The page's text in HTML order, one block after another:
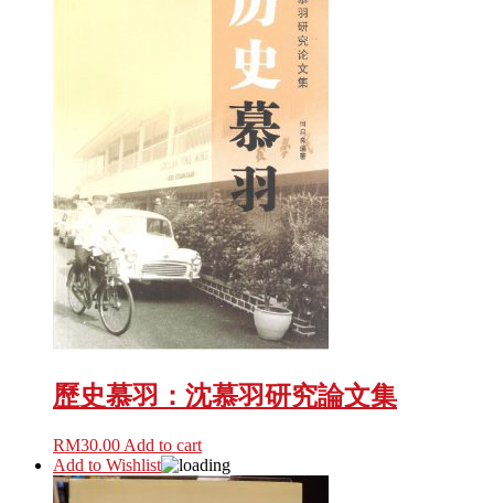
歷史慕羽：沈慕羽研究論文集
RM30.00 Add to cart
Add to Wishlist